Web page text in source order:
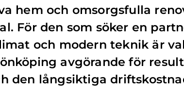
hem och omsorgsfulla
För den som söker en
och modern teknik är
avgörande för
den långsiktiga